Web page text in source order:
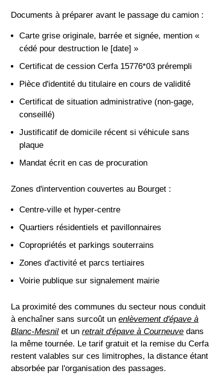
Documents à préparer avant le passage du camion :
Carte grise originale, barrée et signée, mention «
cédé pour destruction le [date] »
Certificat de cession Cerfa 15776*03 prérempli
Pièce d'identité du titulaire en cours de validité
Certificat de situation administrative (non-gage,
conseillé)
Justificatif de domicile récent si véhicule sans
plaque
Mandat écrit en cas de procuration
Zones d'intervention couvertes au Bourget :
Centre-ville et hyper-centre
Quartiers résidentiels et pavillonnaires
Copropriétés et parkings souterrains
Zones d'activité et parcs tertiaires
Voirie publique sur signalement mairie
La proximité des communes du secteur nous conduit
à enchaîner sans surcoût unenlèvement d'épave à
Blanc-Mesnil et unretrait d'épave à Courneuve dans
la même tournée. Le tarif gratuit et la remise du Cerfa
restent valables sur ces limitrophes, la distance étant
absorbée par l'organisation des passages.